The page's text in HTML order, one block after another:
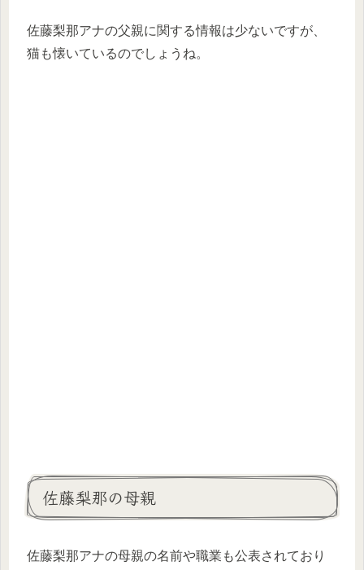
佐藤梨那アナの父親に関する情報は少ないですが、
猫も懐いているのでしょうね。
佐藤梨那の母親
佐藤梨那アナの母親の名前や職業も公表されており